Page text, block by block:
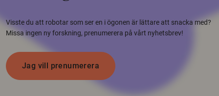
Visste du att robotar som ser en i ögonen är lättare att snacka med?
Missa ingen ny forskning, prenumerera på vårt nyhetsbrev!
Jag vill prenumerera